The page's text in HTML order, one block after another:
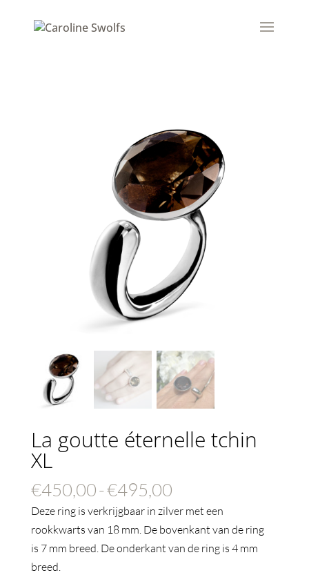
La goutte éternelle tchin
XL
€450,00-€495,00Prijsklasse:
€450,00
tot
€495,00
Deze ring is verkrijgbaar in zilver met een
rookkwarts van 18 mm. De bovenkant van de ring
is 7 mm breed. De onderkant van de ring is 4 mm
breed.